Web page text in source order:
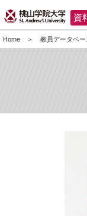
資
Home 教員データベー